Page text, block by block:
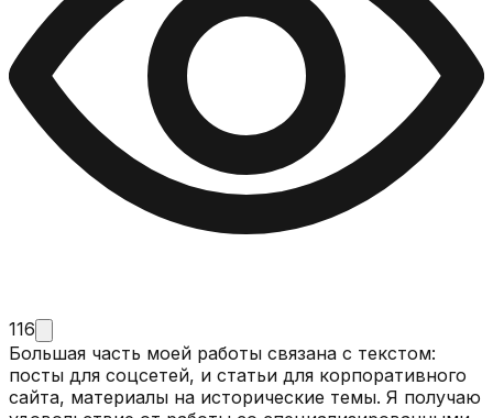
116
Большая часть моей работы связана с текстом:
посты для соцсетей, и статьи для корпоративного
сайта, материалы на исторические темы. Я получаю